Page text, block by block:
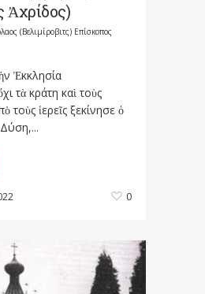
Ἀχρίδος)
(Βελιμίροβιτς) Επίσκοπος
Ἐκκλησία
τὰ κράτη καὶ τοὺς
τοὺς ἱερεῖς ξεκίνησε ὁ
0